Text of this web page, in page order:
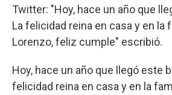
Twitter: "Hoy, hace un año que
La felicidad reina en casa y en la
Lorenzo, feliz cumple" escribió.
Hoy, hace un año que llegó este
felicidad reina en casa y en la